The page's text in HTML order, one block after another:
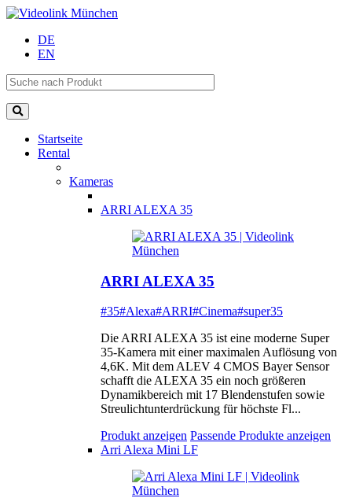
DE
EN
Startseite
Rental
Kameras
ARRI ALEXA 35
ARRI ALEXA 35
#35#Alexa#ARRI#Cinema#super35
Die ARRI ALEXA 35 ist eine moderne Super
35-Kamera mit einer maximalen Auflösung von
4,6K. Mit dem ALEV 4 CMOS Bayer Sensor
schafft die ALEXA 35 ein noch größeren
Dynamikbereich mit 17 Blendenstufen sowie
Streulichtunterdrückung für höchste Fl...
Produkt anzeigen Passende Produkte anzeigen
Arri Alexa Mini LF